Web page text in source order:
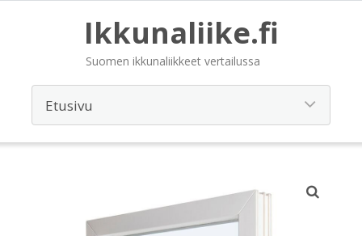
Ikkunaliike.fi
Suomen ikkunaliikkeet vertailussa